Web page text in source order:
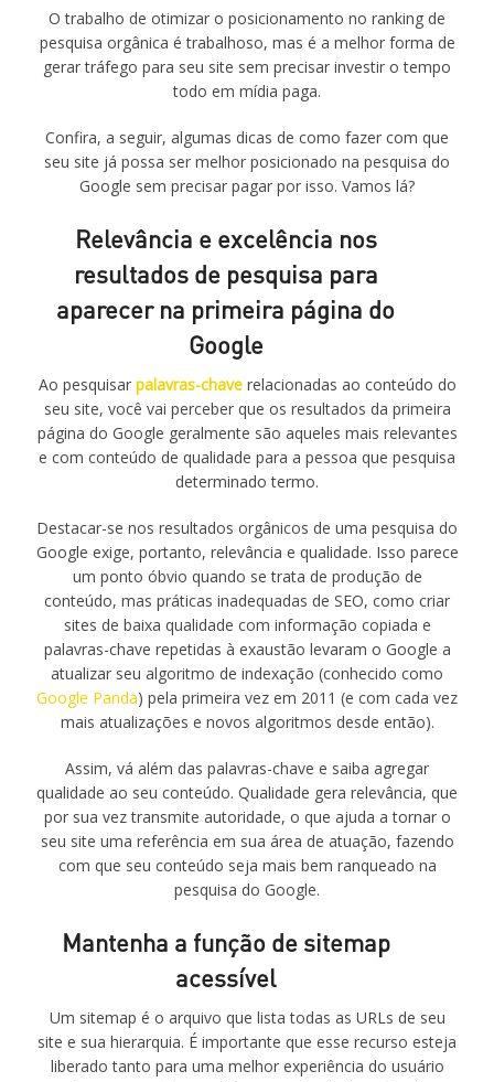
O trabalho de otimizar o posicionamento no ranking de
pesquisa orgânica é trabalhoso, mas é a melhor forma de
gerar tráfego para seu site sem precisar investir o tempo
todo em mídia paga.
Confira, a seguir, algumas dicas de como fazer com que
seu site já possa ser melhor posicionado na pesquisa do
Google sem precisar pagar por isso. Vamos lá?
Relevância e excelência nos
resultados de pesquisa para
aparecer na primeira página do
Google
Ao pesquisar palavras-chaverelacionadas ao conteúdo do
seu site, você vai perceber que os resultados da primeira
página do Google geralmente são aqueles mais relevantes
e com conteúdo de qualidade para a pessoa que pesquisa
determinado termo.
Destacar-se nos resultados orgânicos de uma pesquisa do
Google exige, portanto, relevância e qualidade. Isso parece
um ponto óbvio quando se trata de produção de
conteúdo, mas práticas inadequadas de SEO, como criar
sites de baixa qualidade com informação copiada e
palavras-chave repetidas à exaustão levaram o Google a
atualizar seu algoritmo de indexação (conhecido como
Google Panda) pela primeira vez em 2011 (e com cada vez
mais atualizações e novos algoritmos desde então).
Assim, vá além das palavras-chave e saiba agregar
qualidade ao seu conteúdo. Qualidade gera relevância, que
por sua vez transmite autoridade, o que ajuda a tornar o
seu site uma referência em sua área de atuação, fazendo
com que seu conteúdo seja mais bem ranqueado na
pesquisa do Google.
Mantenha a função de sitemap
acessível
Um sitemap é o arquivo que lista todas as URLs de seu
site e sua hierarquia. É importante que esse recurso esteja
liberado tanto para uma melhor experiência do usuário